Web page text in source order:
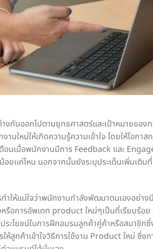
งกันออกไปตามยุทธศาสตร์และเป้าหมายของ
หม่ให้เกิดความรู้ความเข้าใจ โดยให้โอกาสก
นเมื่อพนักงานมีการ Feedback และ
ยแค่ไหน นอกจากนั้นยังระบุประเด็นเพิ่มเติมที่
ให้แน่ใจว่าพนักงานกำลังพัฒนาตนเองอย่างมี
รือการอัพเดท product ใหม่ๆเป็นที่เรียบร้อย
ะโยชน์ในการฝึกอบรมลูกค้าคู่ค้าหรือสมาชิกซึ่
ลูกค้าเข้าใจวิธีการใช้งาน Product ใหม่ ซึ่ง